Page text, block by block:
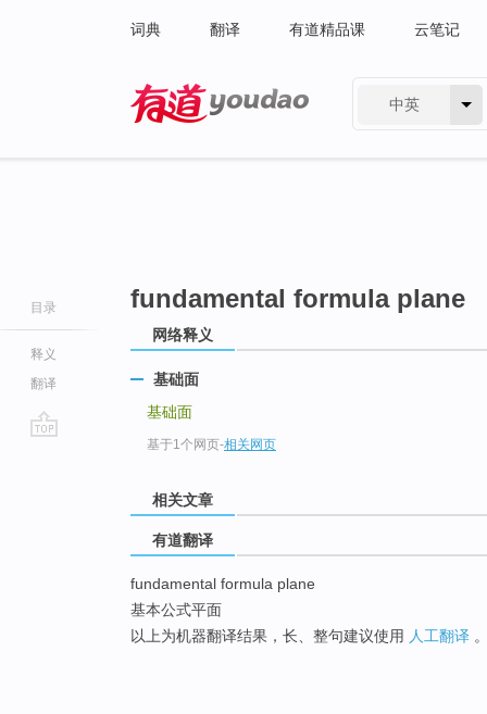
词典 翻译 有道精品课 云笔记
中英
目录
释义
翻译
fundamental formula plane
网络释义
基础面
基础面
基于1个网页-相关网页
相关文章
有道翻译
fundamental formula plane
基本公式平面
以上为机器翻译结果，长、整句建议使用 人工翻译